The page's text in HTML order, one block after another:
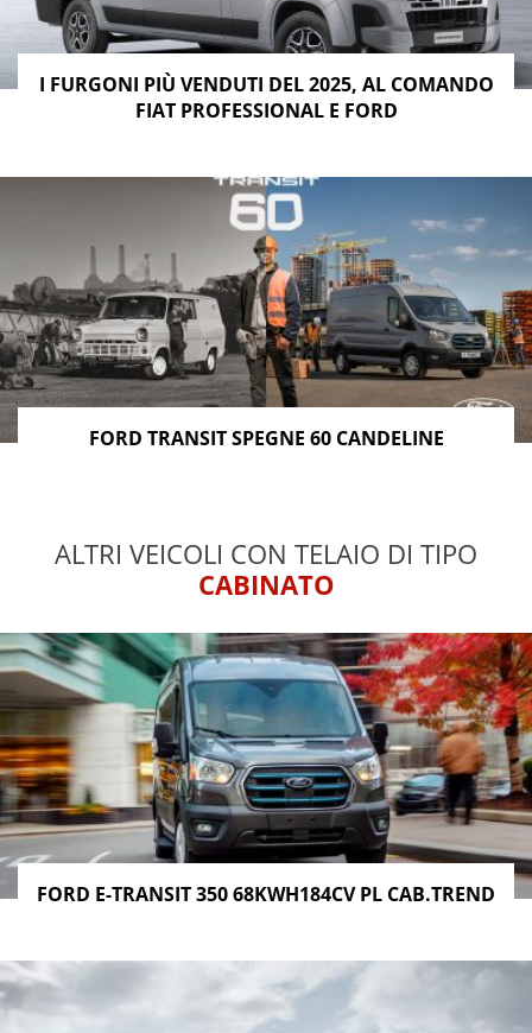
I FURGONI PIÙ VENDUTI DEL 2025, AL COMANDO
FIAT PROFESSIONAL E FORD
FORD TRANSIT SPEGNE 60 CANDELINE
ALTRI VEICOLI CON TELAIO DI TIPO
CABINATO
FORD E-TRANSIT 350 68KWH184CV PL CAB.TREND